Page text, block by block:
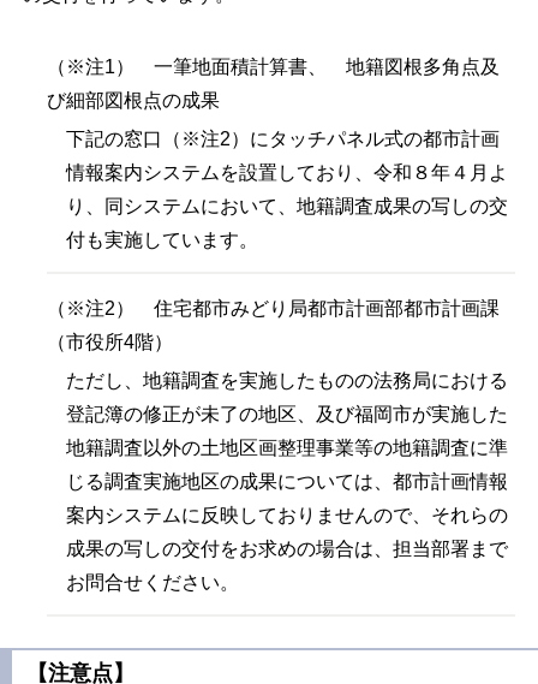
（※注1）
一筆地面積計算書、 地籍図根多角点及
び細部図根点の成果
下記の窓口（※注2）にタッチパネル式の都市計画
情報案内システムを設置しており、令和８年４月よ
り、同システムにおいて、地籍調査成果の写しの交
付も実施しています。
（※注2）
住宅都市みどり局都市計画部都市計画課
（市役所4階）
ただし、地籍調査を実施したものの法務局における
登記簿の修正が未了の地区、及び福岡市が実施した
地籍調査以外の土地区画整理事業等の地籍調査に準
じる調査実施地区の成果については、都市計画情報
案内システムに反映しておりませんので、それらの
成果の写しの交付をお求めの場合は、担当部署まで
お問合せください。
【注意点】